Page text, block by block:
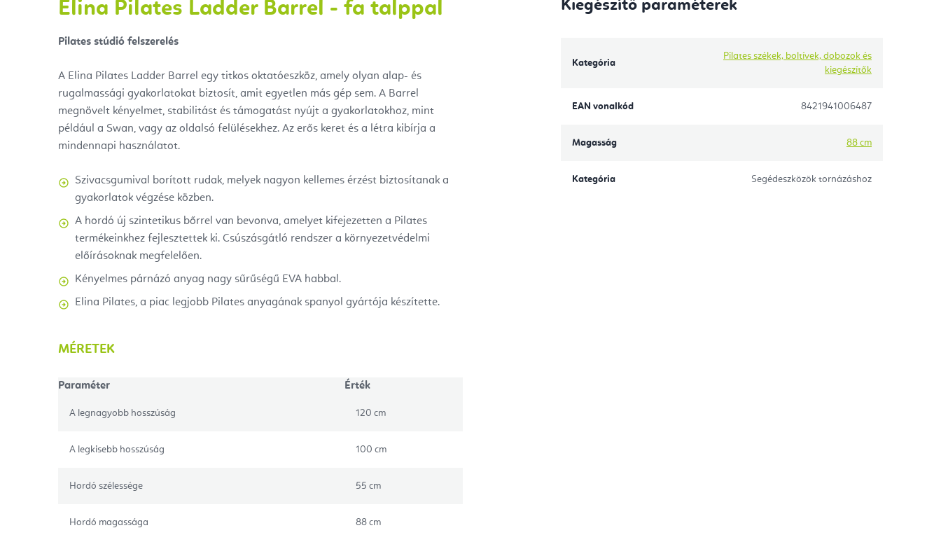
Elina Pilates Ladder Barrel - fa talppal
Pilates stúdió felszerelés
A Elina Pilates Ladder Barrel egy titkos oktatóeszköz, amely olyan alap- és
rugalmassági gyakorlatokat biztosít, amit egyetlen más gép sem. A Barrel
megnövelt kényelmet, stabilitást és támogatást nyújt a gyakorlatokhoz, mint
például a Swan, vagy az oldalsó felülésekhez. Az erős keret és a létra kibírja a
mindennapi használatot.
Szivacsgumival borított rudak, melyek nagyon kellemes érzést biztosítanak a
gyakorlatok végzése közben.
A hordó új szintetikus bőrrel van bevonva, amelyet kifejezetten a Pilates
termékeinkhez fejlesztettek ki. Csúszásgátló rendszer a környezetvédelmi
előírásoknak megfelelően.
Kényelmes párnázó anyag nagy sűrűségű EVA habbal.
Elina Pilates, a piac legjobb Pilates anyagának spanyol gyártója készítette.
MÉRETEK
Paraméter Érték
A legnagyobb hosszúság 120 cm
A legkisebb hosszúság 100 cm
Hordó szélessége 55 cm
Hordó magassága 88 cm
Kiegészítő paraméterek
Kategória
Pilates székek, boltívek, dobozok és
kiegészítők
EAN vonalkód 8421941006487
Magasság 88 cm
Kategória Segédeszközök tornázáshoz